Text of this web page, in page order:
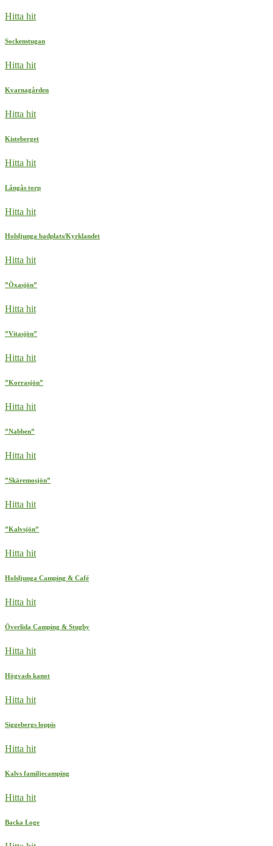
Hitta hit
Sockenstugan
Hitta hit
Kvarnagården
Hitta hit
Kisteberget
Hitta hit
Långås torp
Hitta hit
Holsljunga badplats/Kyrklandet
Hitta hit
”Öxasjön”
Hitta hit
”Vitasjön”
Hitta hit
”Korrasjön”
Hitta hit
”Nabben”
Hitta hit
”Skäremosjön”
Hitta hit
”Kalvsjön”
Hitta hit
Holsljunga Camping & Café
Hitta hit
Överlida Camping & Stugby
Hitta hit
Högvads kanot
Hitta hit
Siggebergs loppis
Hitta hit
Kalvs familjecamping
Hitta hit
Backa Loge